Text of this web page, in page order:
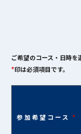
ご希望のコース・日時を
*印は必須項目です。
参加希望コース *